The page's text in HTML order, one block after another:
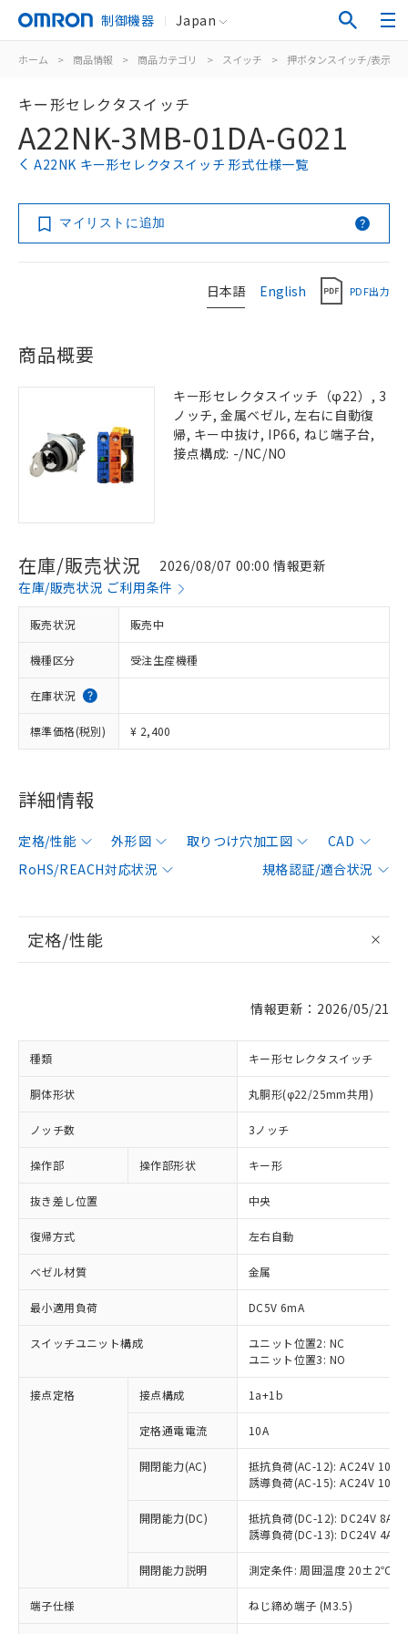
制御機器 Japan
ホーム > 商品情報 > 商品カテゴリ > スイッチ > 押ボタンスイッチ/表示灯
キー形セレクタスイッチ
A22NK-3MB-01DA-G021
A22NK キー形セレクタスイッチ 形式仕様一覧
マイリストに追加
日本語 English PDF出力
商品概要
キー形セレクタスイッチ（φ22）, 3
ノッチ, 金属ベゼル, 左右に自動復
帰, キー中抜け, IP66, ねじ端子台,
接点構成: -/NC/NO
在庫/販売状況
2026/08/07 00:00 情報更新
在庫/販売状況 ご利用条件
販売状況 販売中
機種区分 受注生産機種
在庫状況
標準価格(税別) ¥ 2,400
詳細情報
定格/性能 外形図 取りつけ穴加工図
CAD
RoHS/REACH対応状況
規格認証/適合状況
定格/性能
情報更新：2026/05/21
種類 キー形セレクタスイッチ
胴体形状 丸胴形(φ22/25mm共用)
ノッチ数 3ノッチ
操作部 操作部形状 キー形
抜き差し位置 中央
復帰方式 左右自動
ベゼル材質 金属
最小適用負荷 DC5V 6mA
スイッチユニット構成
ユニット位置2: NC
ユニット位置3: NO
接点定格 接点構成 1a+1b
定格通電電流 10A
開閉能力(AC)
抵抗負荷(AC-12): AC24V 10A/
誘導負荷(AC-15): AC24V
開閉能力(DC)
抵抗負荷(DC-12): DC24V 8A/
誘導負荷(DC-13): DC24V 4A/
開閉能力説明 測定条件: 周囲温度 20±2℃、
端子仕様 ねじ締め端子 (M3.5)
対応済み：EU RoHS指令（10物質）の
非含有に対応した製品が提供可能な商品で